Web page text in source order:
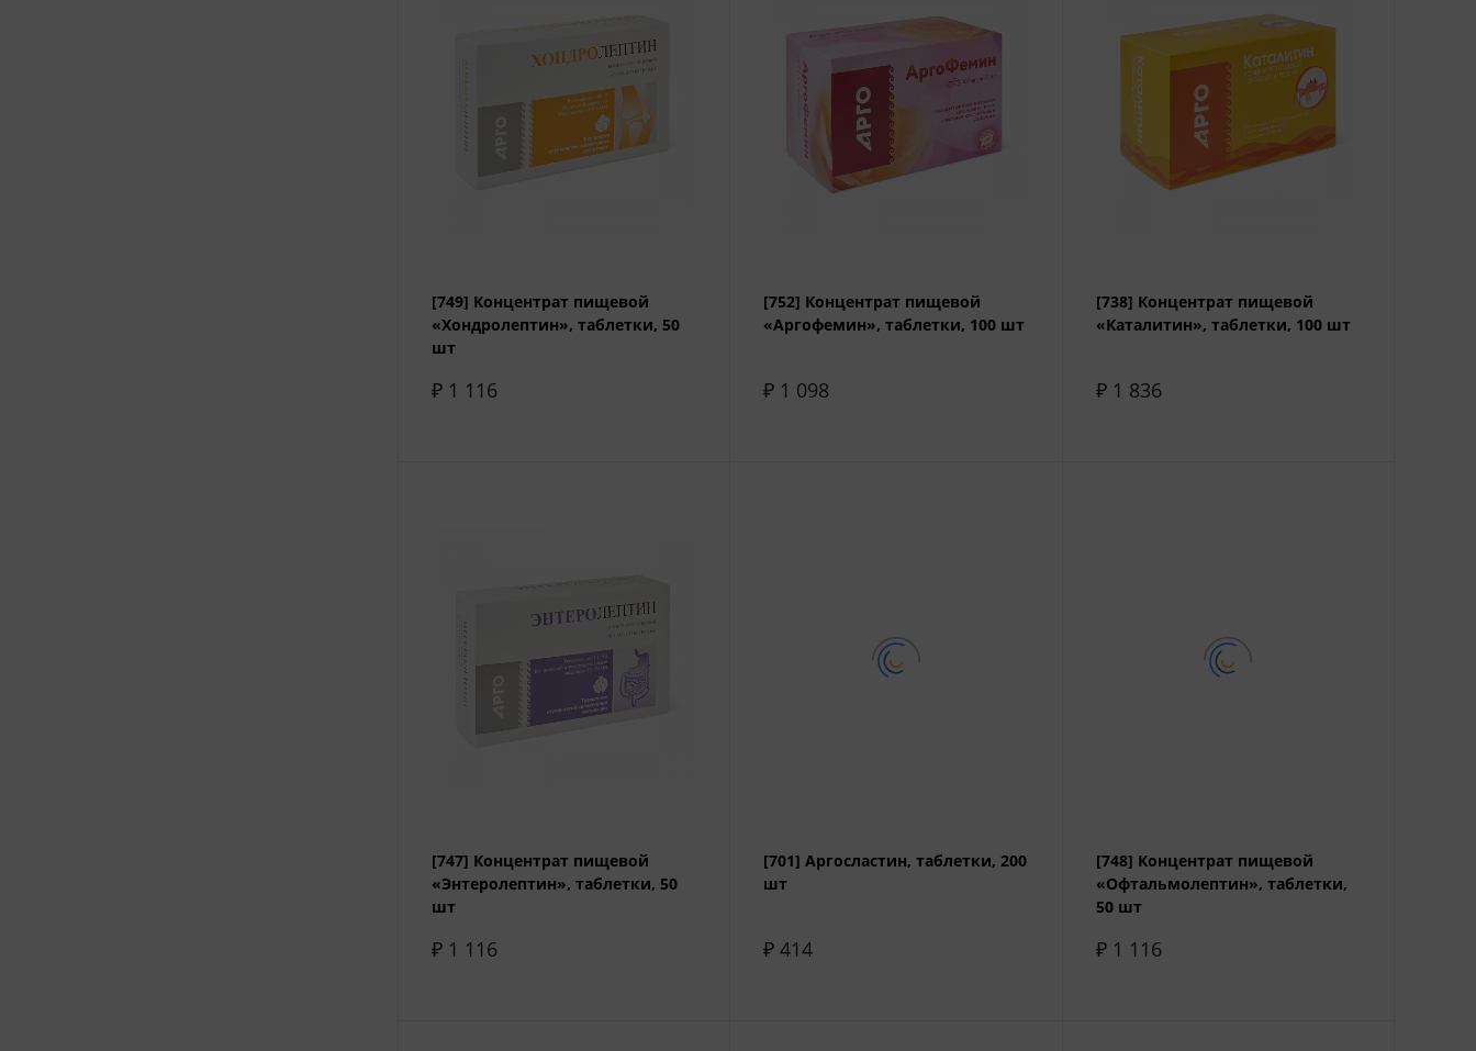
[749] Концентрат пищевой
«Хондролептин», таблетки, 50
шт
₽ 1 116
[752] Концентрат пищевой
«Аргофемин», таблетки, 100 шт
₽ 1 098
[738] Концентрат пищевой
«Каталитин», таблетки, 100 шт
₽ 1 836
[747] Концентрат пищевой
«Энтеролептин», таблетки, 50
шт
₽ 1 116
[701] Аргосластин, таблетки, 200
шт
₽ 414
[748] Концентрат пищевой
«Офтальмолептин», таблетки,
50 шт
₽ 1 116